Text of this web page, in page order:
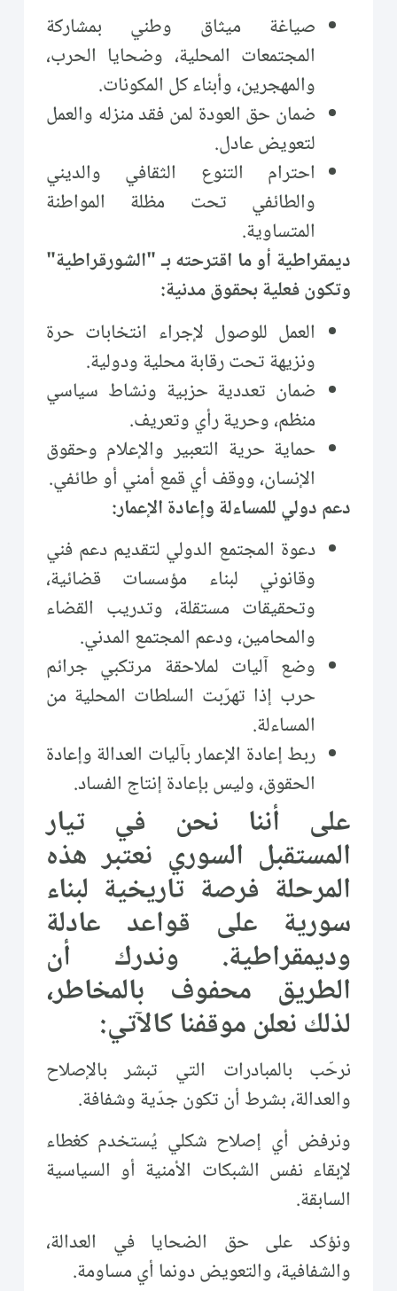
صياغة ميثاق وطني بمشاركة
المجتمعات المحلية، وضحايا الحرب،
والمهجرين، وأبناء كل المكونات.
ضمان حق العودة لمن فقد منزله والعمل
لتعويض عادل.
احترام التنوع الثقافي والديني
والطائفي تحت مظلة المواطنة
المتساوية.
ديمقراطية أو ما اقترحته بـ "الشورقراطية"
وتكون فعلية بحقوق مدنية:
العمل للوصول لإجراء انتخابات حرة
ونزيهة تحت رقابة محلية ودولية.
ضمان تعددية حزبية ونشاط سياسي
منظم، وحرية رأي وتعريف.
حماية حرية التعبير والإعلام وحقوق
الإنسان، ووقف أي قمع أمني أو طائفي.
دعم دولي للمساءلة وإعادة الإعمار:
دعوة المجتمع الدولي لتقديم دعم فني
وقانوني لبناء مؤسسات قضائية،
وتحقيقات مستقلة، وتدريب القضاء
والمحامين، ودعم المجتمع المدني.
وضع آليات لملاحقة مرتكبي جرائم
حرب إذا تهرّبت السلطات المحلية من
المساءلة.
ربط إعادة الإعمار بآليات العدالة وإعادة
الحقوق، وليس بإعادة إنتاج الفساد.
على أننا نحن في تيار
المستقبل السوري نعتبر هذه
المرحلة فرصة تاريخية لبناء
سورية على قواعد عادلة
وديمقراطية. وندرك أن
الطريق محفوف بالمخاطر،
لذلك نعلن موقفنا كالآتي:
نرحّب بالمبادرات التي تبشر بالإصلاح
والعدالة، بشرط أن تكون جدّية وشفافة.
ونرفض أي إصلاح شكلي يُستخدم كغطاء
لإبقاء نفس الشبكات الأمنية أو السياسية
السابقة.
ونؤكد على حق الضحايا في العدالة،
والشفافية، والتعويض دونما أي مساومة.